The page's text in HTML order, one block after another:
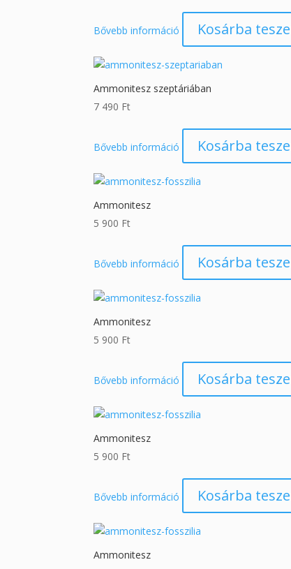
Bővebb információ Kosárba
Ammonitesz szeptáriában
7 490 Ft
Bővebb információ Kosárba
Ammonitesz
5 900 Ft
Bővebb információ Kosárba
Ammonitesz
5 900 Ft
Bővebb információ Kosárba
Ammonitesz
5 900 Ft
Bővebb információ Kosárba
Ammonitesz